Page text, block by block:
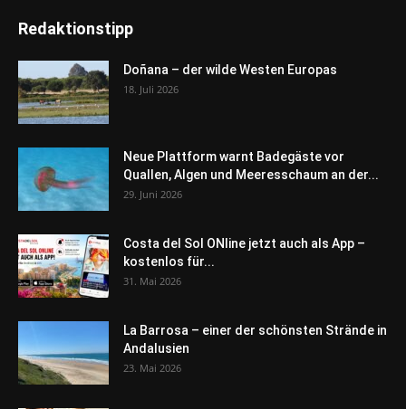
Redaktionstipp
Doñana – der wilde Westen Europas
18. Juli 2026
Neue Plattform warnt Badegäste vor
Quallen, Algen und Meeresschaum an der...
29. Juni 2026
Costa del Sol ONline jetzt auch als App –
kostenlos für...
31. Mai 2026
La Barrosa – einer der schönsten Strände in
Andalusien
23. Mai 2026